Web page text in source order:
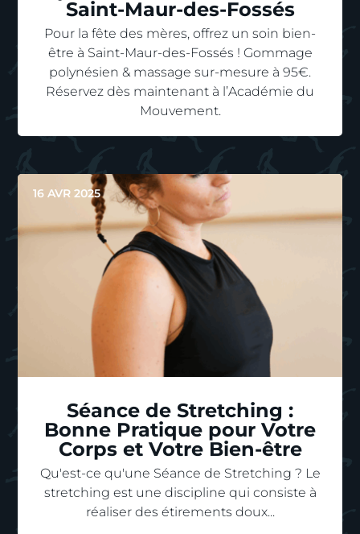
Saint-Maur-des-Fossés
Pour la fête des mères, offrez un soin bien-
être à Saint-Maur-des-Fossés ! Gommage
polynésien & massage sur-mesure à 95€.
Réservez dès maintenant à l’Académie du
Mouvement.
Séance de Stretching :
Bonne Pratique pour Votre
Corps et Votre Bien-être
16 AVR 2025
Qu'est-ce qu'une Séance de Stretching ? Le
stretching est une discipline qui consiste à
réaliser des étirements doux...